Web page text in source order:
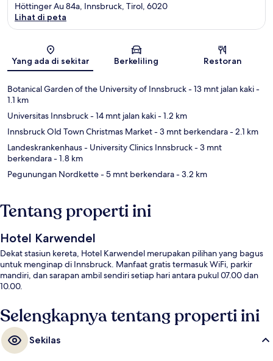
Peta
Höttinger Au 84a, Innsbruck, Tirol, 6020
Lihat di peta
Yang ada di sekitar Berkeliling Restoran
Botanical Garden of the University of Innsbruck- 13 mnt jalan kaki-
1.1 km
Universitas Innsbruck- 14 mnt jalan kaki- 1.2 km
Innsbruck Old Town Christmas Market- 3 mnt berkendara- 2.1 km
Landeskrankenhaus - University Clinics Innsbruck- 3 mnt
berkendara- 1.8 km
Pegunungan Nordkette- 5 mnt berkendara- 3.2 km
Tentang properti ini
Hotel Karwendel
Dekat stasiun kereta, Hotel Karwendel merupakan pilihan yang bagus
untuk menginap di Innsbruck. Manfaat gratis termasuk WiFi, parkir
mandiri, dan sarapan ambil sendiri setiap hari antara pukul 07.00 dan
10.00.
Selengkapnya tentang properti ini
Sekilas